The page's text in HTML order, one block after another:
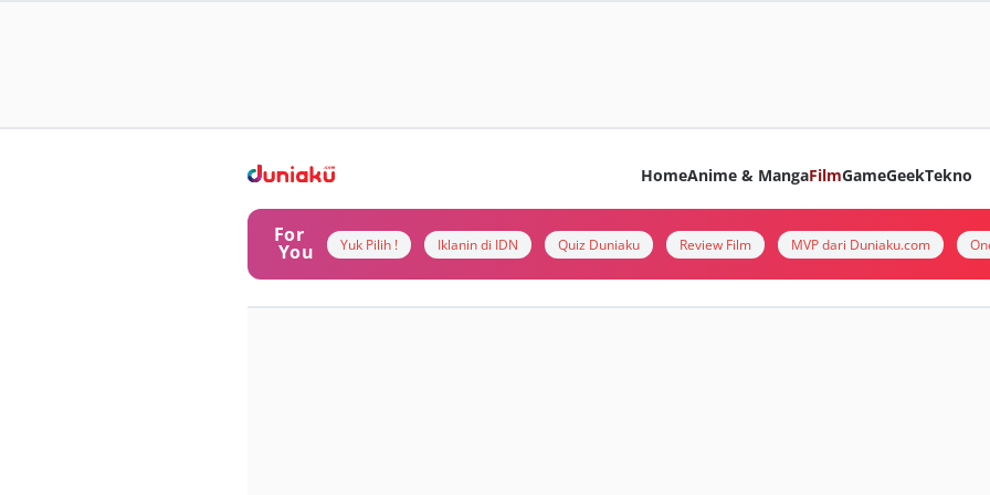
HomeAnime & MangaFilmGameGeekTekno
For
You Yuk Pilih ! Iklanin di IDN Quiz Duniaku Review Film MVP dari Duniaku.com